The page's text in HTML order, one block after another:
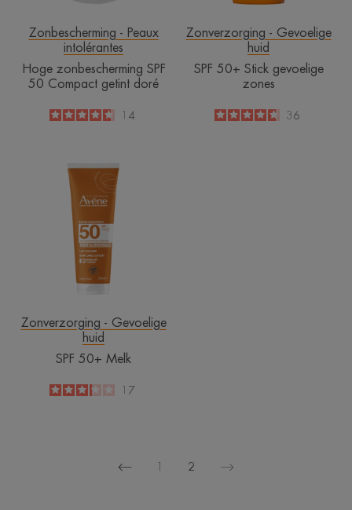
Zonbescherming - Peaux
intolérantes
Hoge zonbescherming SPF
50 Compact getint doré
4.6
/514
Zonverzorging - Gevoelige
huid
SPF 50+ Stick gevoelige
zones
4.7
/
5
36
50+
Melk
Zonverzorging - Gevoelige
huid
SPF 50+ Melk
3.2
/517
Vorige
2